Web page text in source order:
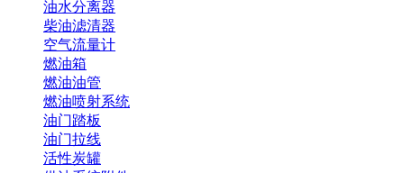
油水分离器
柴油滤清器
空气流量计
燃油箱
燃油油管
燃油喷射系统
油门踏板
油门拉线
活性炭罐